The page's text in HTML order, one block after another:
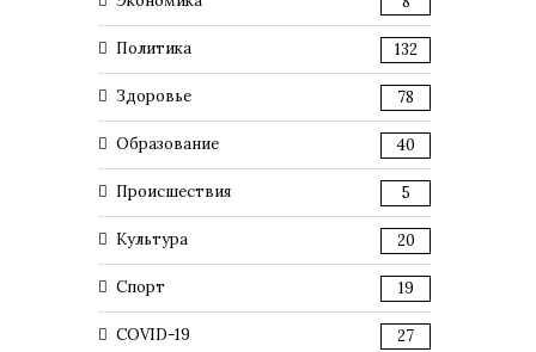
Политика 132
Здоровье 78
Образование 40
Происшествия 5
Культура 20
Спорт 19
COVID-19 27